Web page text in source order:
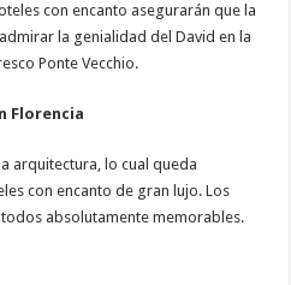
con encanto asegurarán que la
la genialidad del David en la
Ponte Vecchio.
Florencia
arquitectura, lo cual queda
con encanto de gran lujo. Los
absolutamente memorables.